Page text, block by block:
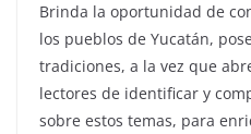
Brinda la oportunidad de
los pueblos de Yucatán,
tradiciones, a la vez que
lectores de identificar y
sobre estos temas, para